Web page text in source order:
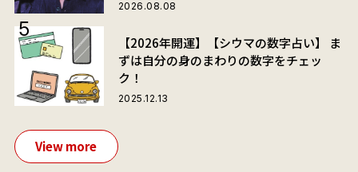
2026.08.08
【2026年開運】【シウマの数字占い】 ま
ずは自分の身のまわりの数字をチェッ
ク！
2025.12.13
View more